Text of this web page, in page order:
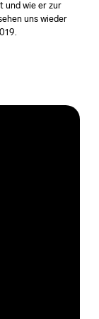
und wie er zur
uns wieder